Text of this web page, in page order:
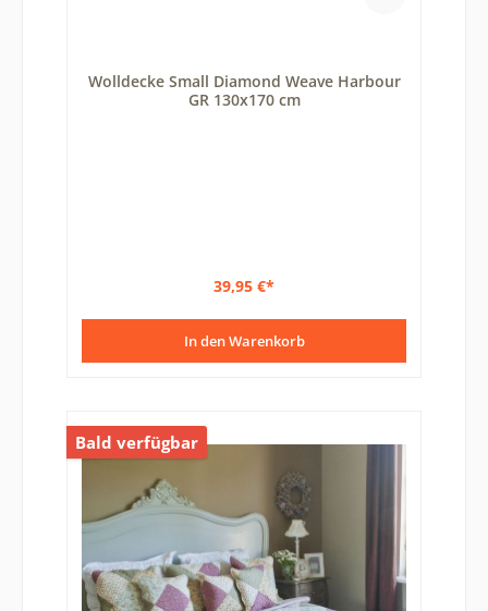
Wolldecke Small Diamond Weave Harbour
GR 130x170 cm
39,95 €*
In den Warenkorb
Bald verfügbar